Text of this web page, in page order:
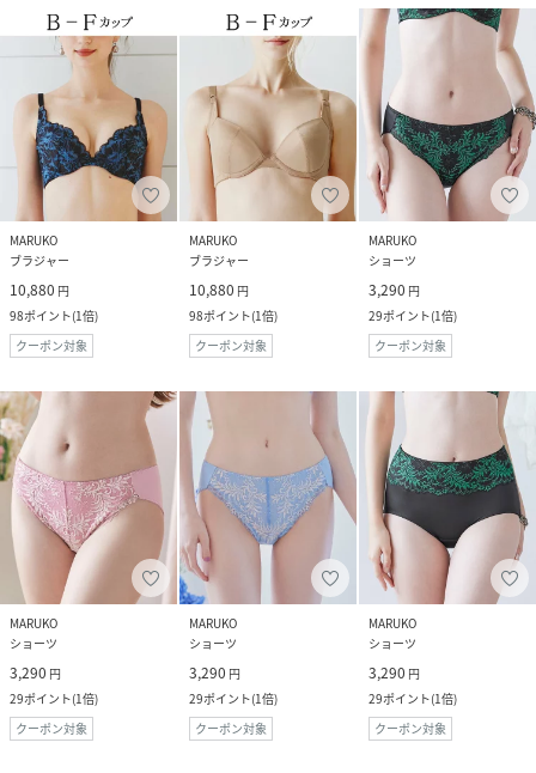
MARUKO
ブラジャー
10,880 円
98ポイント(1倍)
クーポン対象
MARUKO
ブラジャー
10,880 円
98ポイント(1倍)
クーポン対象
MARUKO
ショーツ
3,290 円
29ポイント(1倍)
クーポン対象
MARUKO
ショーツ
3,290 円
29ポイント(1倍)
クーポン対象
MARUKO
ショーツ
3,290 円
29ポイント(1倍)
クーポン対象
MARUKO
ショーツ
3,290 円
29ポイント(1倍)
クーポン対象